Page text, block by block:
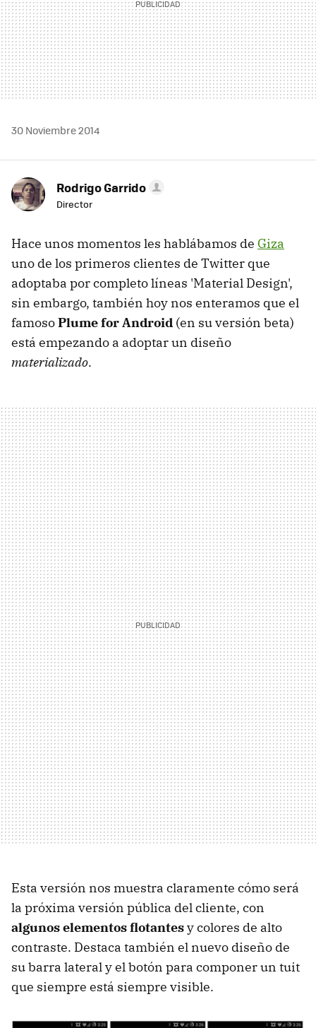
30 Noviembre 2014
Rodrigo Garrido
Director
Hace unos momentos les hablábamos de Giza
uno de los primeros clientes de Twitter que
adoptaba por completo líneas 'Material Design',
sin embargo, también hoy nos enteramos que el
famosoPlume for Android (en su versión beta)
está empezando a adoptar un diseño
materializado.
Esta versión nos muestra claramente cómo será
la próxima versión pública del cliente, con
algunos elementos flotantesy colores de alto
contraste. Destaca también el nuevo diseño de
su barra lateral y el botón para componer un tuit
que siempre está siempre visible.